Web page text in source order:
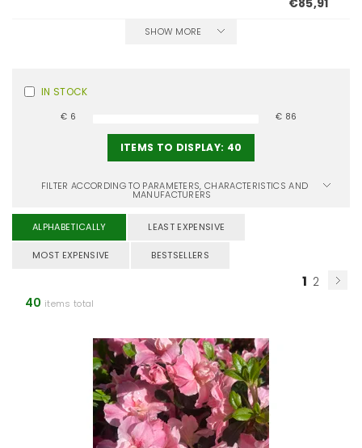
€85,91
SHOW MORE
IN STOCK
€ 6 € 86
ITEMS TO DISPLAY: 40
FILTER ACCORDING TO PARAMETERS, CHARACTERISTICS AND
MANUFACTURERS
ALPHABETICALLY LEAST EXPENSIVE
MOST EXPENSIVE BESTSELLERS
1 2
40 items total